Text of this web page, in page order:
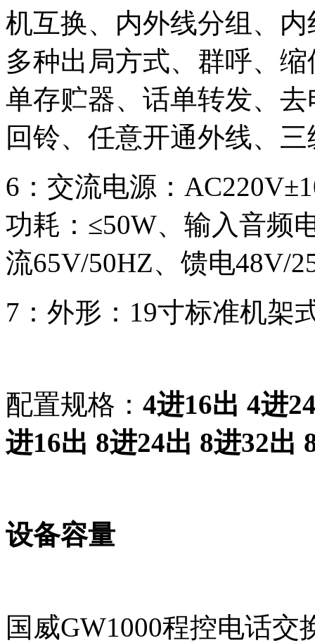
机互换、内外线分组、
多种出局方式、群呼、
单存贮器、话单转发、
回铃、任意开通外线、
6：交流电源：
功耗：≤50W、输入音频
流65V/50HZ、馈电48V/
7：外形：19寸标准机架
配置规格： 4进16出 4进
进16出 8进24出 8进32出
设备容量
国威GW1000程控电话交